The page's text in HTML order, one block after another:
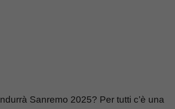
Sanremo 2025? Per tutti c’è una